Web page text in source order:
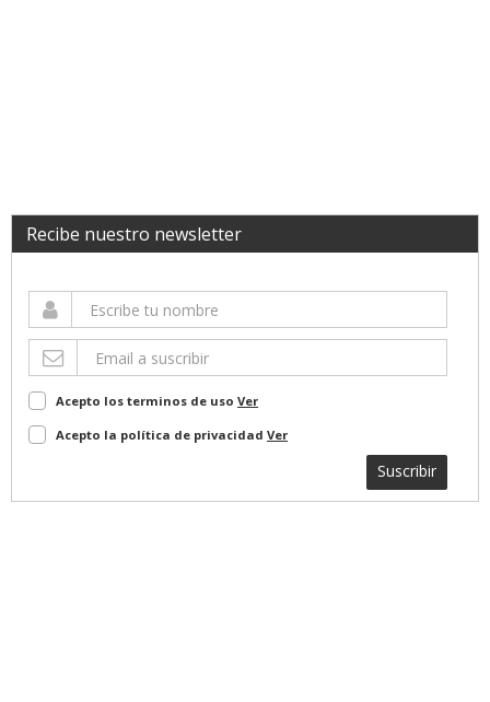
Recibe nuestro newsletter
Acepto los terminos de uso Ver
Acepto la política de privacidad Ver
Suscribir